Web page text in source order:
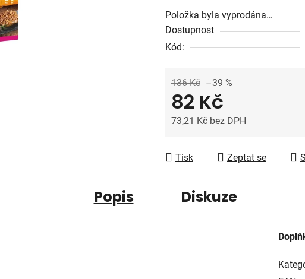
z
5
hvězdiček.
Položka byla vyprodána…
Dostupnost
Kód:
136 Kč –39 %
82 Kč
73,21 Kč bez DPH
Tisk
Zeptat se
Popis Diskuze